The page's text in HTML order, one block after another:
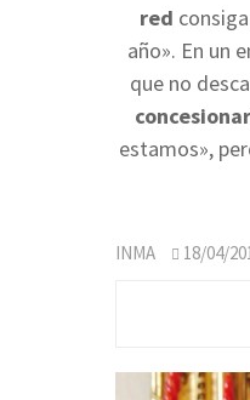
red
año». En un
que no
estamos»,
INMA 18/04/